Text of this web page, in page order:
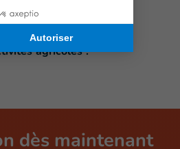
décontaminé.
agricoles :
dès maintenant